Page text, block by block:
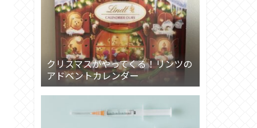
クリスマスがやってくる！リンツの
アドベントカレンダー